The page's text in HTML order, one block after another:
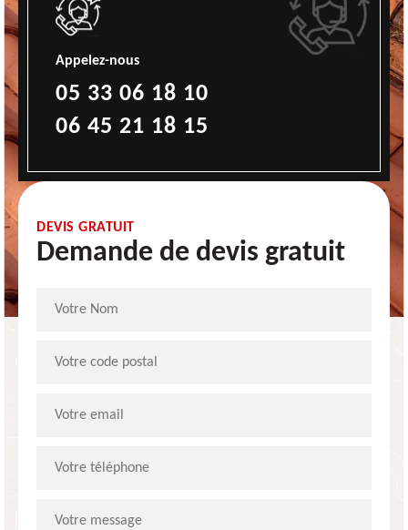
Appelez-nous
05 33 06 18 10
06 45 21 18 15
DEVIS GRATUIT
Demande de devis gratuit